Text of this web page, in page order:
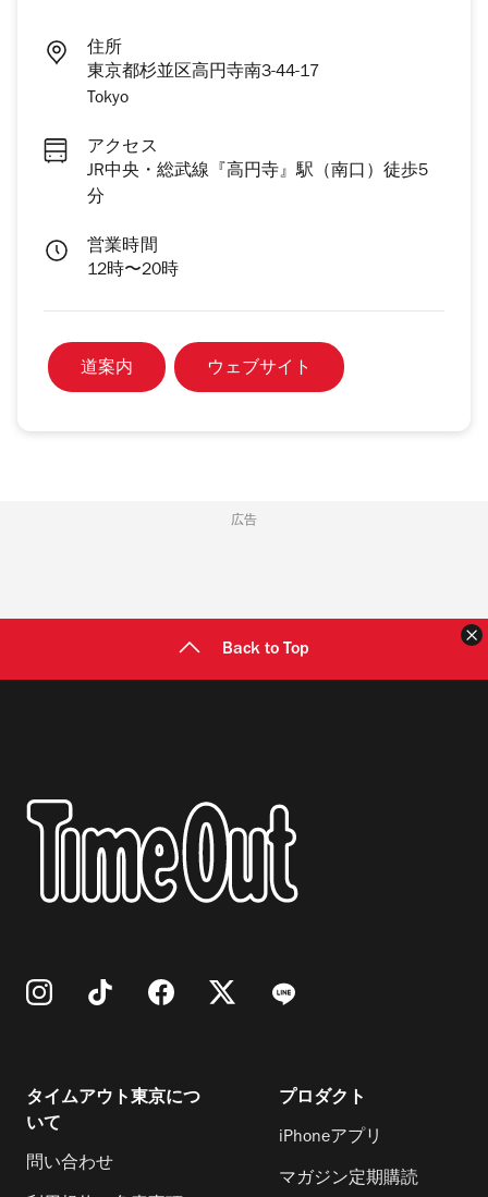
住所
東京都杉並区高円寺南3-44-17
Tokyo
アクセス
JR中央・総武線『高円寺』駅（南口）徒歩5
分
営業時間
12時〜20時
道案内 ウェブサイト
広告
Back to Top
タイムアウト東京につ
いて
問い合わせ
プロダクト
iPhoneアプリ
マガジン定期購読